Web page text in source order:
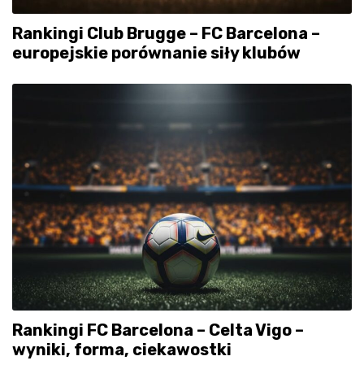
Rankingi Club Brugge – FC Barcelona –
europejskie porównanie siły klubów
Rankingi FC Barcelona – Celta Vigo –
wyniki, forma, ciekawostki